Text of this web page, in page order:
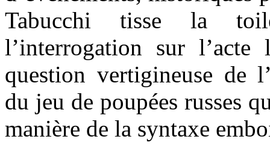
Tabucchi tisse la
l’interrogation sur
question vertigineuse de
du jeu de poupées russes
manière de la syntaxe